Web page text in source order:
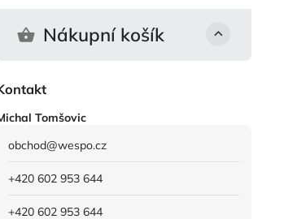
Nákupní košík
Tomšovic
obchod@wespo.cz
+420 602 953 644
+420 602 953 644